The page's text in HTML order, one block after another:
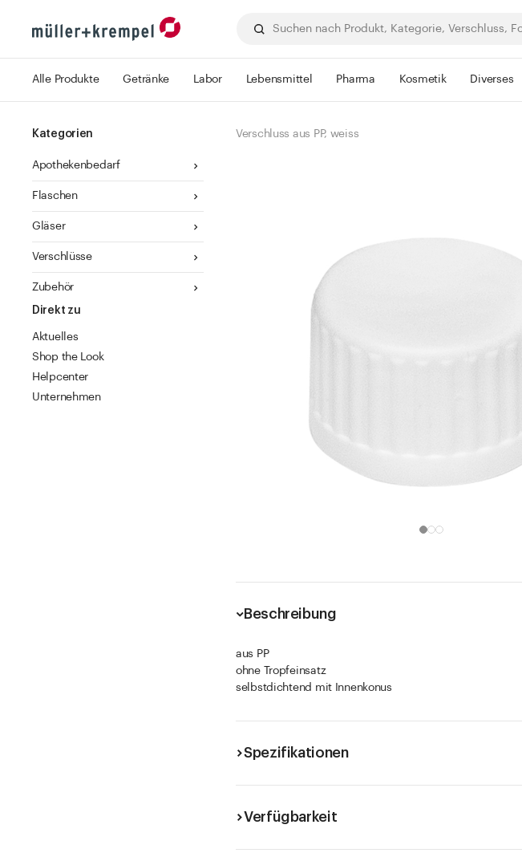
Alle Produkte Getränke Labor Lebensmittel Pharma Kosmetik Diverses
Kategorien
Apothekenbedarf
Flaschen
Gläser
Verschlüsse
Zubehör
Direkt zu
Aktuelles
Shop the Look
Helpcenter
Unternehmen
Verschluss aus PP, weiss
Beschreibung
aus PP
ohne Tropfeinsatz
selbstdichtend mit Innenkonus
Spezifikationen
Verfügbarkeit